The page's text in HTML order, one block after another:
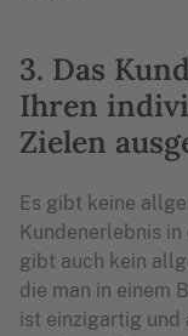
3. Das
Ihren
Zielen
Es gibt keine
Kundenerlebnis in
gibt auch kein
die man in einem
ist einzigartig und